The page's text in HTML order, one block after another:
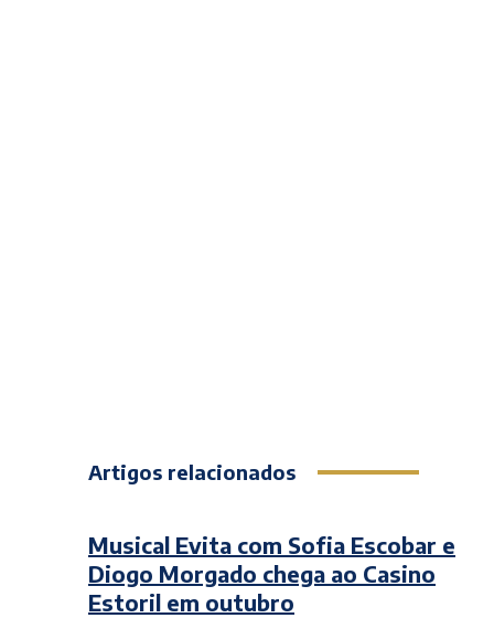
Artigos relacionados
Musical Evita com Sofia Escobar e
Diogo Morgado chega ao Casino
Estoril em outubro